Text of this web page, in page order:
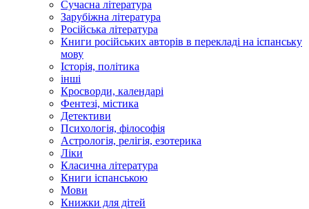
Сучасна література
Зарубіжна література
Російська література
Книги російських авторів в перекладі на іспанську
мову
Історія, політика
інші
Кросворди, календарі
Фентезі, містика
Детективи
Психологія, філософія
Астрологія, релігія, езотерика
Ліки
Класична література
Книги іспанською
Мови
Книжки для дітей